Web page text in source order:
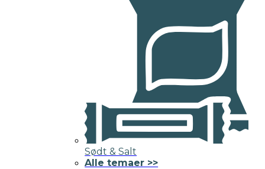
Sødt & Salt
Alle temaer >>